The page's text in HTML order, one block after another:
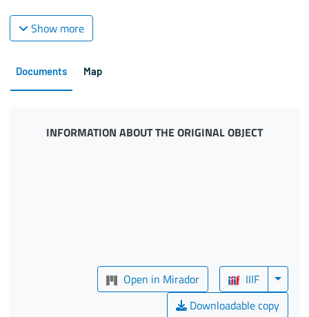
Show more
Documents Map
INFORMATION ABOUT THE ORIGINAL OBJECT
Open in Mirador
IIIF
Downloadable copy